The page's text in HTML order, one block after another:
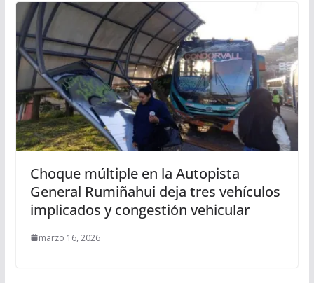
Choque múltiple en la Autopista
General Rumiñahui deja tres vehículos
implicados y congestión vehicular
marzo 16, 2026